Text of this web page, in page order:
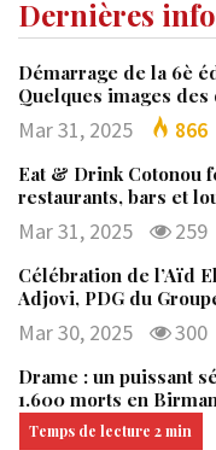
Dernières
Démarrage de la 6è
Quelques images
Mar 31, 2025 866
Eat & Drink Cotonou
restaurants, bars et
Mar 31, 2025 259
Célébration de l’Aïd
Adjovi, PDG du
Mar 30, 2025 300
Drame : un puissant
1.600 morts en